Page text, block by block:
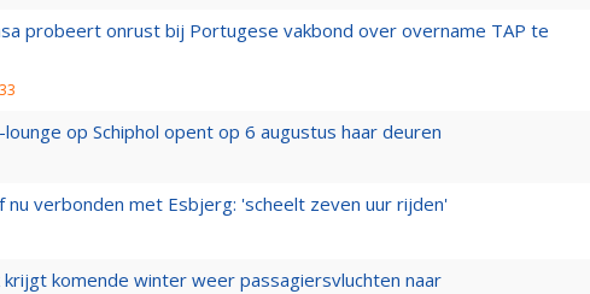
probeert onrust bij Portugese vakbond over overname TAP te
op Schiphol opent op 6 augustus haar deuren
nu verbonden met Esbjerg: 'scheelt zeven uur rijden'
krijgt komende winter weer passagiersvluchten naar